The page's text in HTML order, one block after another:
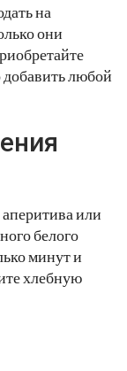
на
они
любой
или
белого
минут и
хлебную